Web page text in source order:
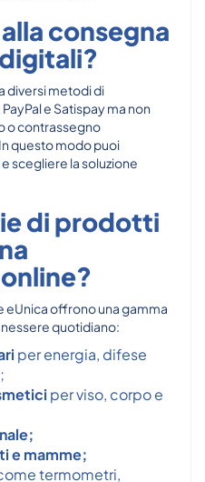
consegna
diversi metodi di
e Satispay ma non
o contrassegno
questo modo puoi
scegliere la soluzione
di prodotti
eUnica offrono una gamma
quotidiano:
per energia, difese
per viso, corpo e
e mamme;
termometri,